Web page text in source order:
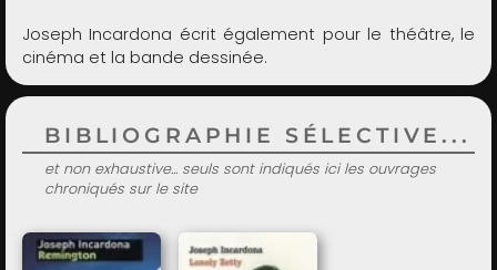
Joseph Incardona écrit également pour le théâtre, le
cinéma et la bande dessinée.
BIBLIOGRAPHIE SÉLECTIVE...
et non exhaustive... seuls sont indiqués ici les ouvrages
chroniqués sur le site